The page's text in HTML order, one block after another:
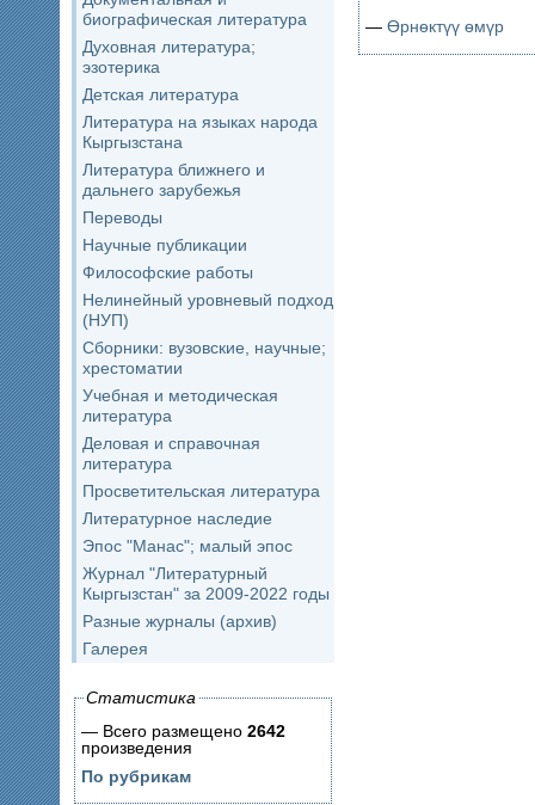
биографическая литература
Духовная литература;
эзотерика
Детская литература
Литература на языках народа
Кыргызстана
Литература ближнего и
дальнего зарубежья
Переводы
Научные публикации
Философские работы
Нелинейный уровневый подход
(НУП)
Сборники: вузовские, научные;
хрестоматии
Учебная и методическая
литература
Деловая и справочная
литература
Просветительская литература
Литературное наследие
Эпос "Манас"; малый эпос
Журнал "Литературный
Кыргызстан" за 2009-2022 годы
Разные журналы (архив)
Галерея
Статистика
— Всего размещено 2642
произведения
По рубрикам
— Ɵрнѳктүү ѳмүр